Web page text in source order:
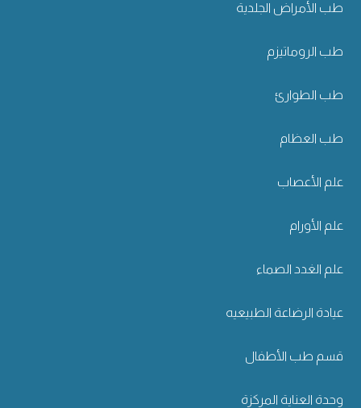
طب الأمراض الجلدية
طب الروماتيزم
طب الطوارئ
طب العظام
علم الأعصاب
علم الأورام
علم الغدد الصماء
عيادة الرضاعة الطبيعيه
قسم طب الأطفال
وحدة العناية المركزة